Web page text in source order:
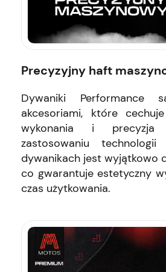
Precyzyjny haft
Dywaniki Performance
akcesoriami, które
wykonania i precyzja
zastosowaniu
dywanikach jest wyjątkowo
co gwarantuje estetyczny
czas użytkowania.